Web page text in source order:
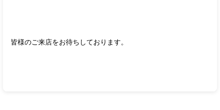
皆様のご来店をお待ちしております。